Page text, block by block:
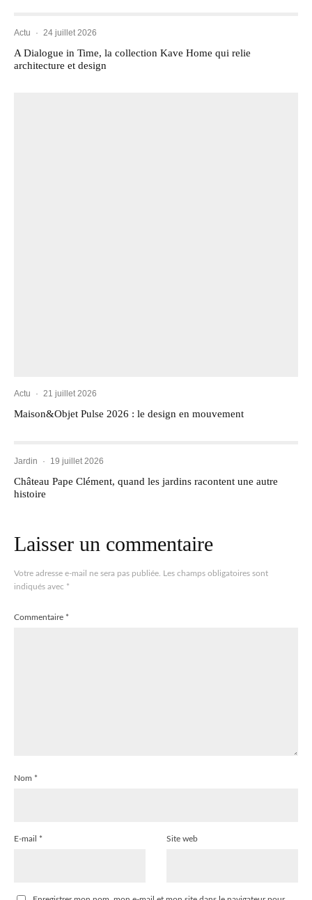
Actu · 24 juillet 2026
A Dialogue in Time, la collection Kave Home qui relie
architecture et design
Actu · 21 juillet 2026
Maison&Objet Pulse 2026 : le design en mouvement
Jardin · 19 juillet 2026
Château Pape Clément, quand les jardins racontent une autre
histoire
Laisser un commentaire
Votre adresse e-mail ne sera pas publiée. Les champs obligatoires sont
indiqués avec *
Commentaire *
Nom *
E-mail * Site web